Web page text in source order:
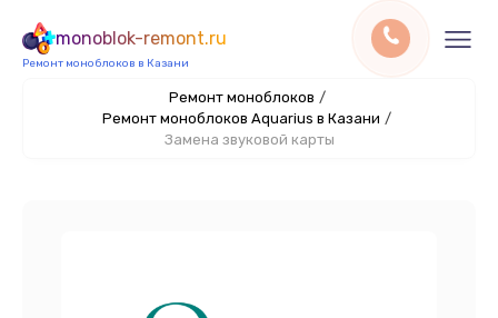
monoblok-remont.ru
Ремонт моноблоков в Казани
Ремонт моноблоков /
Ремонт моноблоков Aquarius в Казани /
Замена звуковой карты